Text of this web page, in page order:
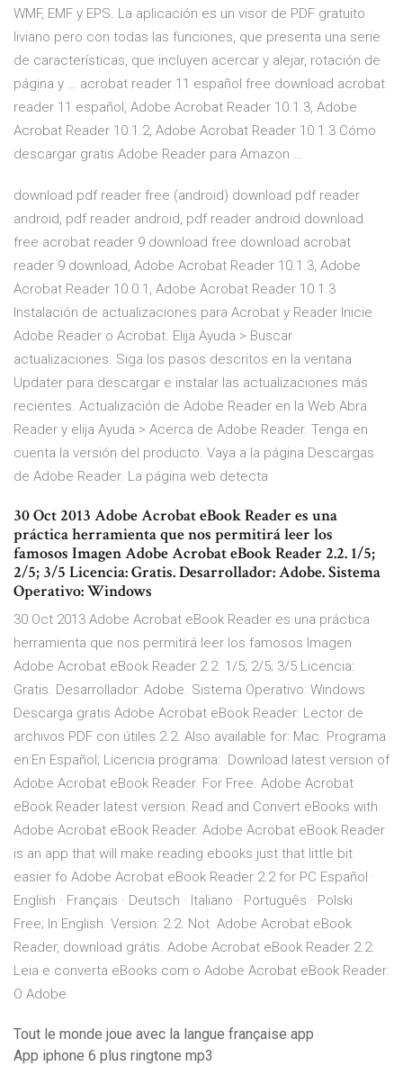
WMF, EMF y EPS. La aplicación es un visor de PDF gratuito
liviano pero con todas las funciones, que presenta una serie
de características, que incluyen acercar y alejar, rotación de
página y … acrobat reader 11 español free download acrobat
reader 11 español, Adobe Acrobat Reader 10.1.3, Adobe
Acrobat Reader 10.1.2, Adobe Acrobat Reader 10.1.3 Cómo
descargar gratis Adobe Reader para Amazon …
download pdf reader free (android) download pdf reader
android, pdf reader android, pdf reader android download
free acrobat reader 9 download free download acrobat
reader 9 download, Adobe Acrobat Reader 10.1.3, Adobe
Acrobat Reader 10.0.1, Adobe Acrobat Reader 10.1.3
Instalación de actualizaciones para Acrobat y Reader Inicie
Adobe Reader o Acrobat. Elija Ayuda > Buscar
actualizaciones. Siga los pasos descritos en la ventana
Updater para descargar e instalar las actualizaciones más
recientes. Actualización de Adobe Reader en la Web Abra
Reader y elija Ayuda > Acerca de Adobe Reader. Tenga en
cuenta la versión del producto. Vaya a la página Descargas
de Adobe Reader. La página web detecta
30 Oct 2013 Adobe Acrobat eBook Reader es una
práctica herramienta que nos permitirá leer los
famosos Imagen Adobe Acrobat eBook Reader 2.2. 1/5;
2/5; 3/5 Licencia: Gratis. Desarrollador: Adobe. Sistema
Operativo: Windows
30 Oct 2013 Adobe Acrobat eBook Reader es una práctica
herramienta que nos permitirá leer los famosos Imagen
Adobe Acrobat eBook Reader 2.2. 1/5; 2/5; 3/5 Licencia:
Gratis. Desarrollador: Adobe. Sistema Operativo: Windows
Descarga gratis Adobe Acrobat eBook Reader: Lector de
archivos PDF con útiles 2.2. Also available for: Mac. Programa
en:En Español; Licencia programa: Download latest version of
Adobe Acrobat eBook Reader. For Free. Adobe Acrobat
eBook Reader latest version: Read and Convert eBooks with
Adobe Acrobat eBook Reader. Adobe Acrobat eBook Reader
is an app that will make reading ebooks just that little bit
easier fo Adobe Acrobat eBook Reader 2.2 for PC Español ·
English · Français · Deutsch · Italiano · Português · Polski
Free; In English. Version: 2.2. Not Adobe Acrobat eBook
Reader, download grátis. Adobe Acrobat eBook Reader 2.2:
Leia e converta eBooks com o Adobe Acrobat eBook Reader.
O Adobe
Tout le monde joue avec la langue française app
App iphone 6 plus ringtone mp3